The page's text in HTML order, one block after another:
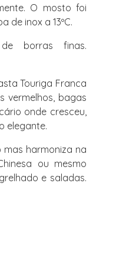
O mosto foi
inox a 13ºC.
borras finas.
Touriga Franca
vermelhos, bagas
onde cresceu,
elegante.
mas harmoniza na
ou mesmo
e saladas.